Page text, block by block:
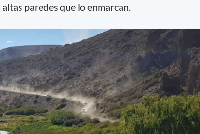
paredes que lo enmarcan.